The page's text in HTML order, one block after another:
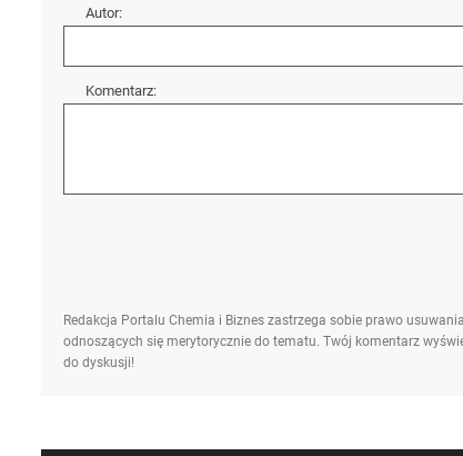
Autor:
Komentarz:
Redakcja Portalu Chemia i Biznes zastrzega sobie prawo
odnoszących się merytorycznie do tematu. Twój komentarz
do dyskusji!